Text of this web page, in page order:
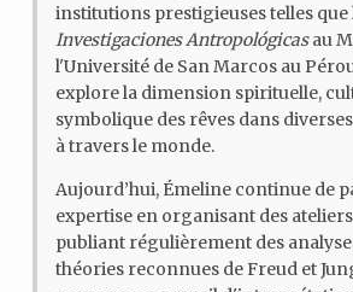
institutions prestigieuses telles que
Investigaciones Antropológicasau
l'Université de San Marcos au
explore la dimension spirituelle,
symbolique des rêves dans
à travers le monde.
Aujourd’hui, Émeline continue de
expertise en organisant des
publiant régulièrement des
théories reconnues de Freud et